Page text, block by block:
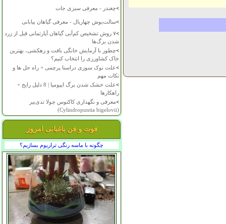
>چغندر - معرفی سبزی جات
>سالت‌بوش چهاربال - معرفی گیاهان بیابانی
>
۷ روش تشخیص کم‌آبی گیاهان آپارتمانی قبل از زرد
شدن برگ‌ها
>چطور با آزمایش خانگی بافت و زهکشی، بهترین
خاک کشاورزی را انتخاب کنیم؟
>علت نوک سوزی دراسنا پرچمی + راه حل ها و
نکات مهم
>
علت خشک شدن برگ ایپومیا | 8 دلیل رایج +
راهکارها
>معرفی و نگهداری کاکتوس چولا تدی‌بیر
(Cylindropuntia bigelovii)
فوت و فن باغبانی امروز
چگونه با ماسه رنگی تراریوم بسازیم؟